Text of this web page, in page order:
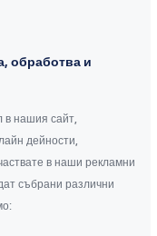
обработва и
в нашия сайт,
дейности,
в наши рекламни
събрани различни